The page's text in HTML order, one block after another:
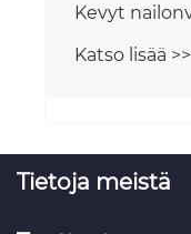
Kevyt
Katso lisää >>
Tietoja meistä